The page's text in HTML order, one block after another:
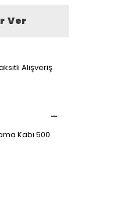
Ver
Alışveriş
Kabı 500